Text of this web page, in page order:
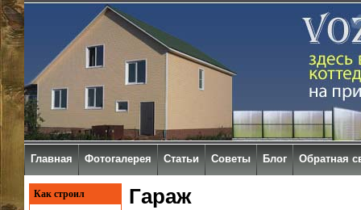
Гараж
Как строил
Главная Фотогалерея Статьи Советы Блог Обратная